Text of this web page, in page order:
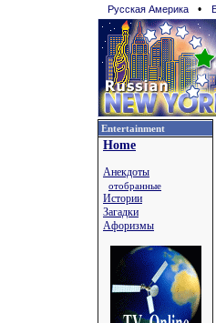
Русская Америка •
Entertainment
Home
Анекдоты
отобранные
Истории
Загадки
Афоризмы